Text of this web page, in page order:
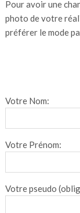
Pour avoir une
photo de votre
préférer le mode
Votre Nom:
Votre Prénom:
Votre pseudo